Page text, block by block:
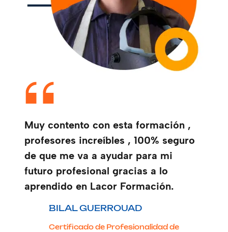
Muy contento con esta formación ,
profesores increíbles , 100% seguro
de que me va a ayudar para mi
futuro profesional gracias a lo
aprendido en Lacor Formación.
BILAL GUERROUAD
Certificado de Profesionalidad de